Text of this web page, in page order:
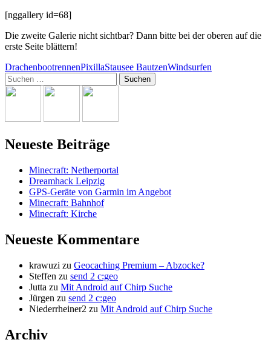
[nggallery id=68]
Die zweite Galerie nicht sichtbar? Dann bitte bei der oberen auf die
erste Seite blättern!
DrachenbootrennenPixillaStausee BautzenWindsurfen
Suchen
nach:
Neueste Beiträge
Minecraft: Netherportal
Dreamhack Leipzig
GPS-Geräte von Garmin im Angebot
Minecraft: Bahnhof
Minecraft: Kirche
Neueste Kommentare
krawuzi zu Geocaching Premium – Abzocke?
Steffen zu send 2 c:geo
Jutta zu Mit Android auf Chirp Suche
Jürgen zu send 2 c:geo
Niederrheiner2 zu Mit Android auf Chirp Suche
Archiv